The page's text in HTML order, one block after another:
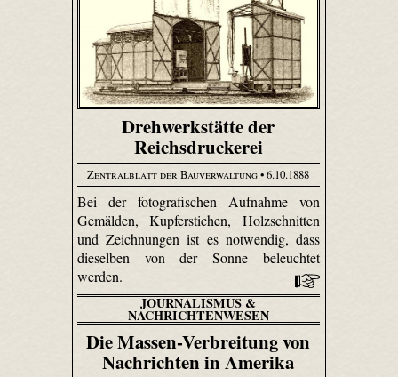
Drehwerkstätte der
Reichsdruckerei
Zentralblatt der Bauverwaltung• 6.10.1888
Bei der fotografischen Aufnahme von
Gemälden, Kupferstichen, Holzschnitten
und Zeichnungen ist es notwendig, dass
dieselben von der Sonne beleuchtet
werden.
JOURNALISMUS &
NACHRICHTENWESEN
Die Massen-Verbreitung von
Nachrichten in Amerika